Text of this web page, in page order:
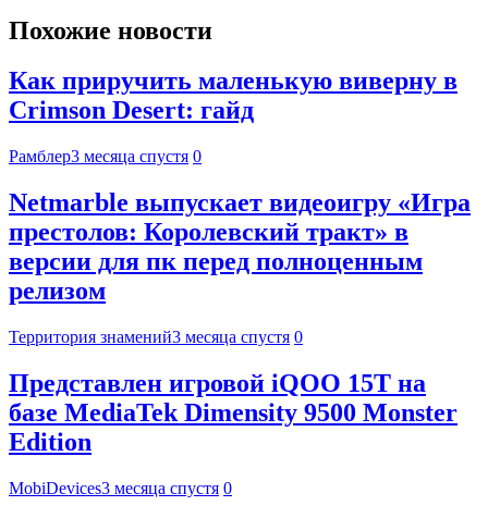
Похожие новости
Как приручить маленькую виверну в
Crimson Desert: гайд
Рамблер3 месяца спустя 0
Netmarble выпускает видеоигру «Игра
престолов: Королевский тракт» в
версии для пк перед полноценным
релизом
Территория знамений3 месяца спустя 0
Представлен игровой iQOO 15T на
базе MediaTek Dimensity 9500 Monster
Edition
MobiDevices3 месяца спустя 0